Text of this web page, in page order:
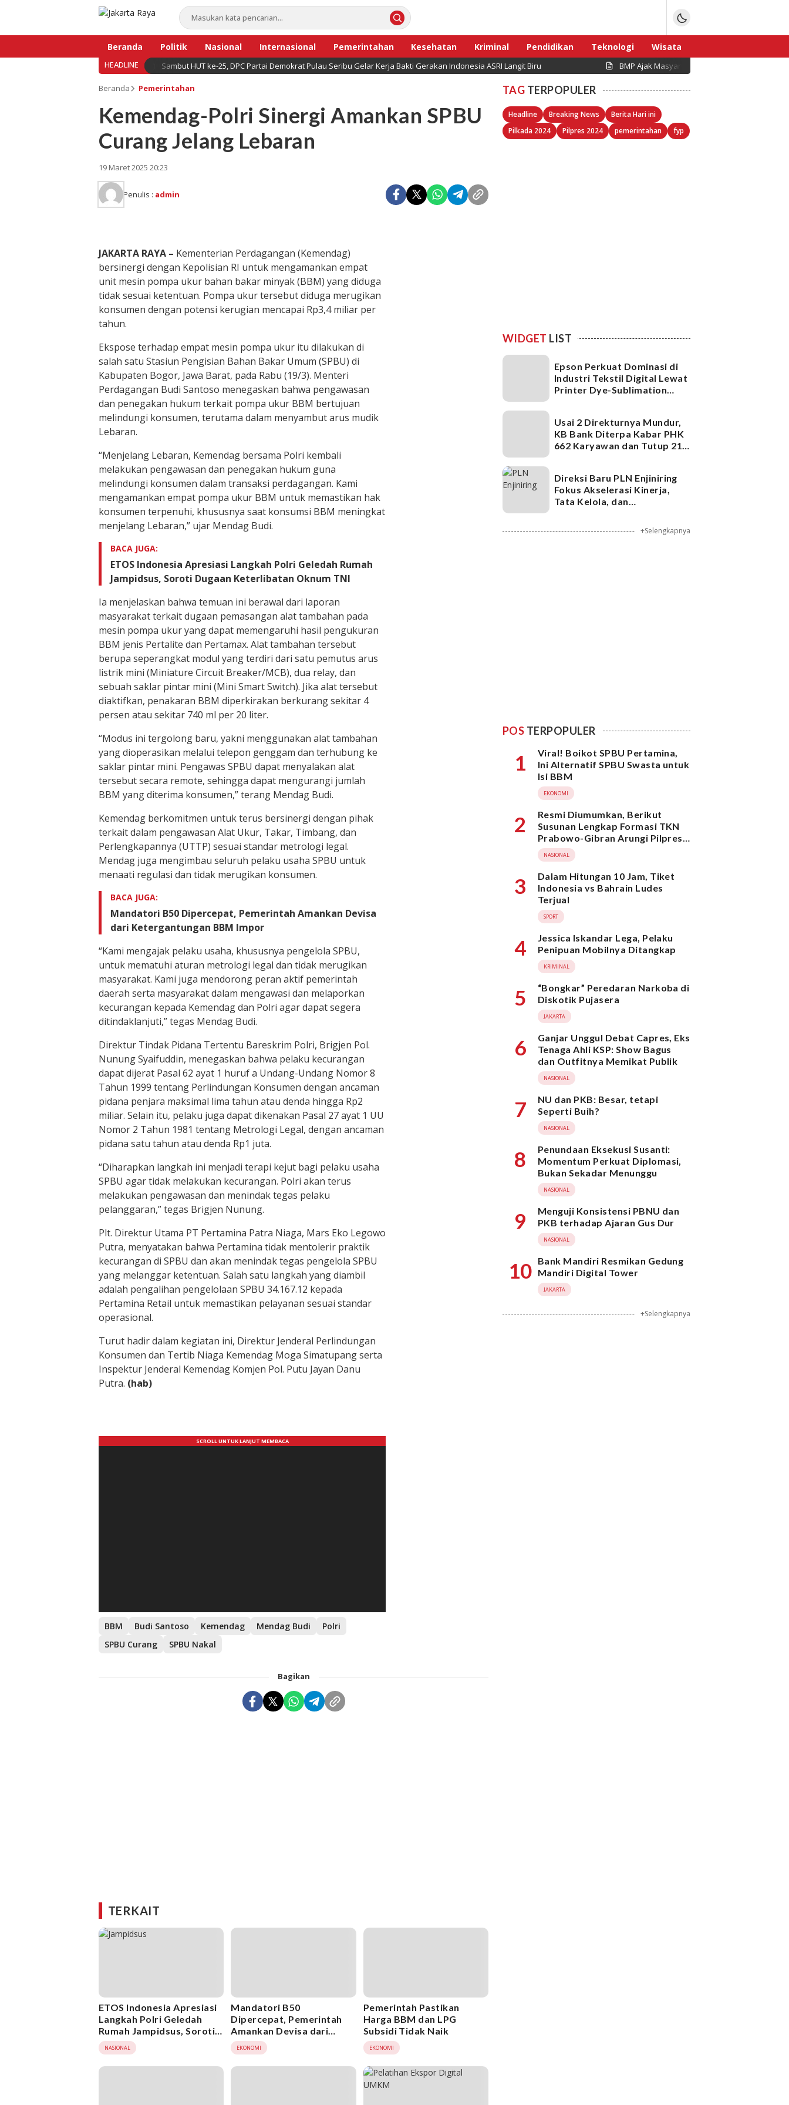
Beranda Politik Nasional Internasional Pemerintahan Kesehatan Kriminal Pendidikan Teknologi
Wisata
Bisnis
Sport
HEADLINE Sambut HUT ke-25, DPC Partai Demokrat Pulau Seribu Gelar Kerja Bakti Gerakan Indonesia ASRI Langit Biru BMP Ajak Masyarakat Perkuat Nasionalisme
Beranda Pemerintahan
Kemendag-Polri Sinergi Amankan SPBU
Curang Jelang Lebaran
19 Maret 2025 20:23
Penulis : admin
JAKARTA RAYA – Kementerian Perdagangan (Kemendag)
bersinergi dengan Kepolisian RI untuk mengamankan empat
unit mesin pompa ukur bahan bakar minyak (BBM) yang diduga
tidak sesuai ketentuan. Pompa ukur tersebut diduga merugikan
konsumen dengan potensi kerugian mencapai Rp3,4 miliar per
tahun.
Ekspose terhadap empat mesin pompa ukur itu dilakukan di
salah satu Stasiun Pengisian Bahan Bakar Umum (SPBU) di
Kabupaten Bogor, Jawa Barat, pada Rabu (19/3). Menteri
Perdagangan Budi Santoso menegaskan bahwa pengawasan
dan penegakan hukum terkait pompa ukur BBM bertujuan
melindungi konsumen, terutama dalam menyambut arus mudik
Lebaran.
“Menjelang Lebaran, Kemendag bersama Polri kembali
melakukan pengawasan dan penegakan hukum guna
melindungi konsumen dalam transaksi perdagangan. Kami
mengamankan empat pompa ukur BBM untuk memastikan hak
konsumen terpenuhi, khususnya saat konsumsi BBM meningkat
menjelang Lebaran,” ujar Mendag Budi.
BACA JUGA:
ETOS Indonesia Apresiasi Langkah Polri Geledah Rumah
Jampidsus, Soroti Dugaan Keterlibatan Oknum TNI
Ia menjelaskan bahwa temuan ini berawal dari laporan
masyarakat terkait dugaan pemasangan alat tambahan pada
mesin pompa ukur yang dapat memengaruhi hasil pengukuran
BBM jenis Pertalite dan Pertamax. Alat tambahan tersebut
berupa seperangkat modul yang terdiri dari satu pemutus arus
listrik mini (Miniature Circuit Breaker/MCB), dua relay, dan
sebuah saklar pintar mini (Mini Smart Switch). Jika alat tersebut
diaktifkan, penakaran BBM diperkirakan berkurang sekitar 4
persen atau sekitar 740 ml per 20 liter.
“Modus ini tergolong baru, yakni menggunakan alat tambahan
yang dioperasikan melalui telepon genggam dan terhubung ke
saklar pintar mini. Pengawas SPBU dapat menyalakan alat
tersebut secara remote, sehingga dapat mengurangi jumlah
BBM yang diterima konsumen,” terang Mendag Budi.
Kemendag berkomitmen untuk terus bersinergi dengan pihak
terkait dalam pengawasan Alat Ukur, Takar, Timbang, dan
Perlengkapannya (UTTP) sesuai standar metrologi legal.
Mendag juga mengimbau seluruh pelaku usaha SPBU untuk
menaati regulasi dan tidak merugikan konsumen.
BACA JUGA:
Mandatori B50 Dipercepat, Pemerintah Amankan Devisa
dari Ketergantungan BBM Impor
“Kami mengajak pelaku usaha, khususnya pengelola SPBU,
untuk mematuhi aturan metrologi legal dan tidak merugikan
masyarakat. Kami juga mendorong peran aktif pemerintah
daerah serta masyarakat dalam mengawasi dan melaporkan
kecurangan kepada Kemendag dan Polri agar dapat segera
ditindaklanjuti,” tegas Mendag Budi.
Direktur Tindak Pidana Tertentu Bareskrim Polri, Brigjen Pol.
Nunung Syaifuddin, menegaskan bahwa pelaku kecurangan
dapat dijerat Pasal 62 ayat 1 huruf a Undang-Undang Nomor 8
Tahun 1999 tentang Perlindungan Konsumen dengan ancaman
pidana penjara maksimal lima tahun atau denda hingga Rp2
miliar. Selain itu, pelaku juga dapat dikenakan Pasal 27 ayat 1 UU
Nomor 2 Tahun 1981 tentang Metrologi Legal, dengan ancaman
pidana satu tahun atau denda Rp1 juta.
“Diharapkan langkah ini menjadi terapi kejut bagi pelaku usaha
SPBU agar tidak melakukan kecurangan. Polri akan terus
melakukan pengawasan dan menindak tegas pelaku
pelanggaran,” tegas Brigjen Nunung.
Plt. Direktur Utama PT Pertamina Patra Niaga, Mars Eko Legowo
Putra, menyatakan bahwa Pertamina tidak mentolerir praktik
kecurangan di SPBU dan akan menindak tegas pengelola SPBU
yang melanggar ketentuan. Salah satu langkah yang diambil
adalah pengalihan pengelolaan SPBU 34.167.12 kepada
Pertamina Retail untuk memastikan pelayanan sesuai standar
operasional.
Turut hadir dalam kegiatan ini, Direktur Jenderal Perlindungan
Konsumen dan Tertib Niaga Kemendag Moga Simatupang serta
Inspektur Jenderal Kemendag Komjen Pol. Putu Jayan Danu
Putra. (hab)
BBM Budi Santoso Kemendag Mendag Budi
Polri
SPBU Curang
SPBU Nakal
Bagikan
TERKAIT
ETOS Indonesia Apresiasi
Langkah Polri Geledah
Rumah Jampidsus, Soroti
Dugaan Keterlibatan
Oknum TNI
NASIONAL
Mandatori B50
Dipercepat, Pemerintah
Amankan Devisa dari
Ketergantungan BBM
Impor
EKONOMI
Pemerintah Pastikan
Harga BBM dan LPG
Subsidi Tidak Naik
EKONOMI
TAG TERPOPULER
Headline Breaking News
Berita Hari ini
Pilkada 2024
Pilpres 2024 pemerintahan fyp
WIDGET LIST
Epson Perkuat Dominasi di
Industri Tekstil Digital Lewat
Printer Dye-Sublimation
Usai 2 Direkturnya Mundur,
KB Bank Diterpa Kabar PHK
662 Karyawan dan Tutup 21
Direksi Baru PLN Enjiniring
Fokus Akselerasi Kinerja,
Tata Kelola, dan
+Selengkapnya
POS TERPOPULER
1
Viral! Boikot SPBU Pertamina,
Ini Alternatif SPBU Swasta untuk
Isi BBM
EKONOMI
2
Resmi Diumumkan, Berikut
Susunan Lengkap Formasi TKN
Prabowo-Gibran Arungi Pilpres
2024, Ada Ridwan Kamil hingga
Suami Yenny Wahid
NASIONAL
3
Dalam Hitungan 10 Jam, Tiket
Indonesia vs Bahrain Ludes
Terjual
SPORT
4
Jessica Iskandar Lega, Pelaku
Penipuan Mobilnya Ditangkap
KRIMINAL
5
“Bongkar” Peredaran Narkoba di
Diskotik Pujasera
JAKARTA
6
Ganjar Unggul Debat Capres, Eks
Tenaga Ahli KSP: Show Bagus
dan Outfitnya Memikat Publik
NASIONAL
7
NU dan PKB: Besar, tetapi
Seperti Buih?
NASIONAL
8
Penundaan Eksekusi Susanti:
Momentum Perkuat Diplomasi,
Bukan Sekadar Menunggu
NASIONAL
9
Menguji Konsistensi PBNU dan
PKB terhadap Ajaran Gus Dur
NASIONAL
10 Bank Mandiri Resmikan Gedung
Mandiri Digital Tower
JAKARTA
+Selengkapnya